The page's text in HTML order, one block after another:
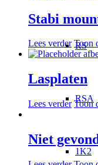
RS
RSA
1K2
Stabi
Lees verder Toon
Lasplaten
Lees verder Toon
Niet